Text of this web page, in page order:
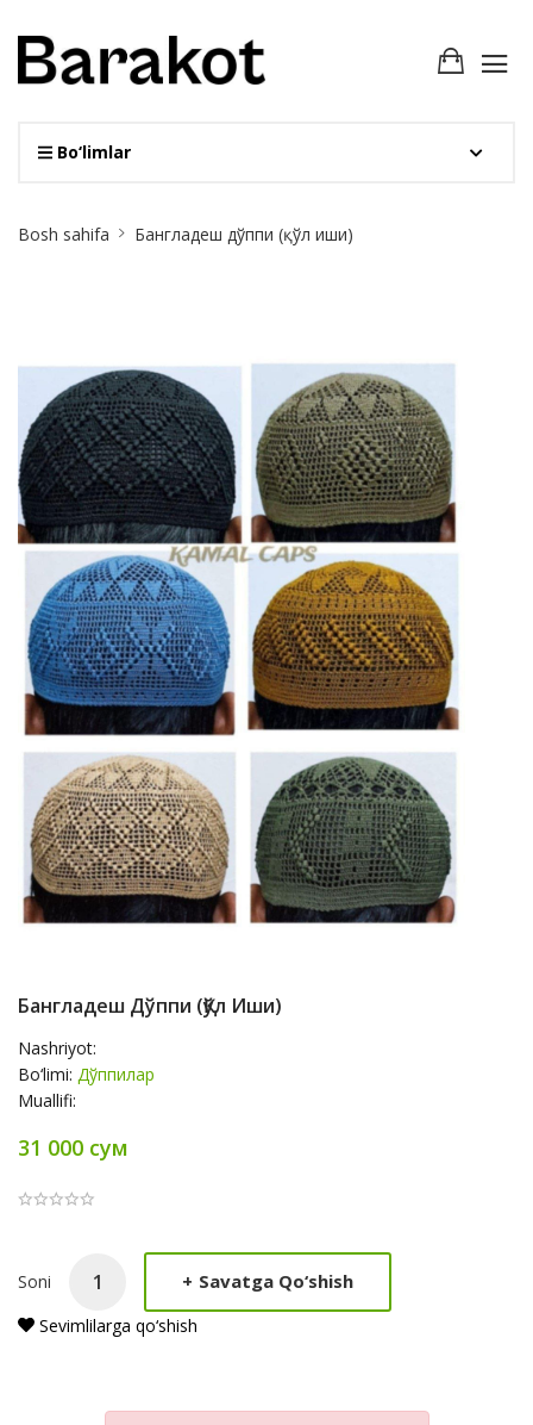
Bo‘limlar
Breadcrumb
Bosh sahifa Бангладеш дўппи (қўл иши)
Бангладеш Дўппи (қўл Иши)
Nashriyot:
Bo‘limi: Дўппилар
Muallifi:
31 000 сум
Product
Summery
Soni + Savatga Qo‘shish
Sevimlilarga qo‘shish